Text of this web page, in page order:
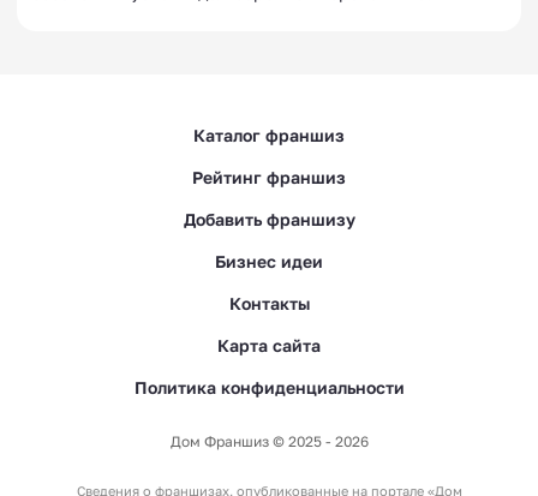
Каталог франшиз
Рейтинг франшиз
Добавить франшизу
Бизнес идеи
Контакты
Карта сайта
Политика конфиденциальности
Дом Франшиз © 2025 - 2026